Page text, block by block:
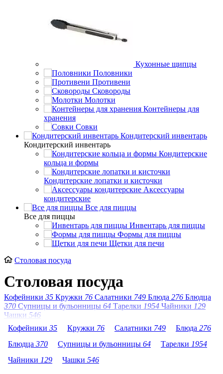
Кухонные щипцы
Половники
Противени
Сковороды
Молотки
Контейнеры для
хранения
Совки
Кондитерский инвентарь
Кондитерский инвентарь
Кондитерские
кольца и формы
Кондитерские лопатки и кисточки
Аксессуары
кондитерские
Все для пиццы
Все для пиццы
Инвентарь для пиццы
Формы для пиццы
Щетки для печи
Столовая посуда
Столовая посуда
Кофейники 35 Кружки 76 Салатники 749 Блюда 276 Блюдца
370 Супницы и бульонницы 64 Тарелки 1954 Чайники 129
Чашки 546
Кофейники 35 Кружки 76 Салатники 749 Блюда 276
Блюдца 370 Супницы и бульонницы 64 Тарелки 1954
Чайники 129 Чашки 546